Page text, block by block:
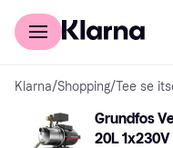
Kuluttajille
Klarna/Shopping/Tee se
Grundfos
20L 1x230V